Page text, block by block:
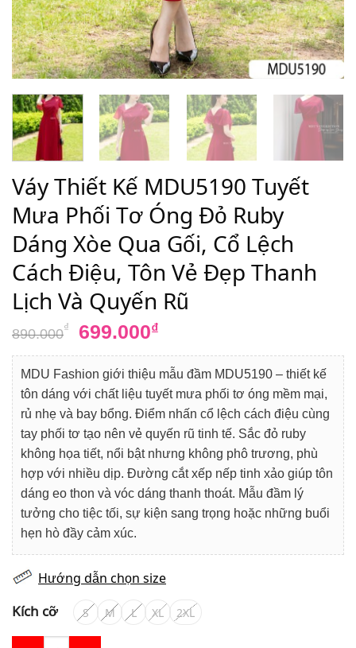
Váy Thiết Kế MDU5190 Tuyết
Mưa Phối Tơ Óng Đỏ Ruby
Dáng Xòe Qua Gối, Cổ Lệch
Cách Điệu, Tôn Vẻ Đẹp Thanh
Lịch Và Quyến Rũ
890.000₫
Giá
là:
890.000₫.
699.000₫
tại
là:
699.000₫.
MDU Fashion giới thiệu mẫu đầm MDU5190 – thiết kế
tôn dáng với chất liệu tuyết mưa phối tơ óng mềm mại,
rủ nhẹ và bay bổng. Điểm nhấn cổ lệch cách điệu cùng
tay phối tơ tạo nên vẻ quyến rũ tinh tế. Sắc đỏ ruby
không họa tiết, nổi bật nhưng không phô trương, phù
hợp với nhiều dịp. Đường cắt xếp nếp tinh xảo giúp tôn
dáng eo thon và vóc dáng thanh thoát. Mẫu đầm lý
tưởng cho tiệc tối, sự kiện sang trọng hoặc những buổi
hẹn hò đầy cảm xúc.
Hướng dẫn chọn size
Kích cỡ S M L XL 2XL